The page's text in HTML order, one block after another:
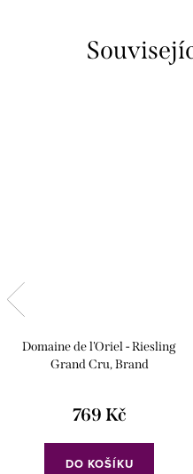
Domaine de l'Oriel - Riesling
Grand Cru, Brand
769 Kč
DO KOŠÍKU